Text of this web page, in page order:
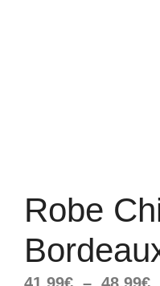
Robe
41,99€ – 48,99€